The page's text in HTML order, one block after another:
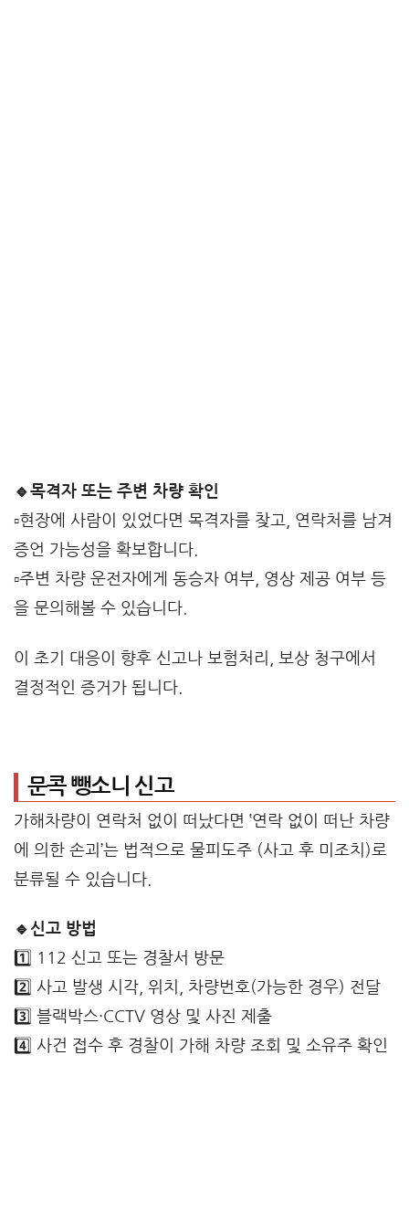
🔹목격자 또는 주변 차량 확인
▫️현장에 사람이 있었다면 목격자를 찾고, 연락처를 남겨
증언 가능성을 확보합니다.
▫️주변 차량 운전자에게 동승자 여부, 영상 제공 여부 등
을 문의해볼 수 있습니다.
이 초기 대응이 향후 신고나 보험처리, 보상 청구에서
결정적인 증거가 됩니다.
문콕 뺑소니 신고
가해차량이 연락처 없이 떠났다면 ‛연락 없이 떠난 차량
에 의한 손괴’는 법적으로 물피도주 (사고 후 미조치)로
분류될 수 있습니다.
🔹신고 방법
1️⃣ 112 신고 또는 경찰서 방문
2️⃣ 사고 발생 시각, 위치, 차량번호(가능한 경우) 전달
3️⃣ 블랙박스·CCTV 영상 및 사진 제출
4️⃣ 사건 접수 후 경찰이 가해 차량 조회 및 소유주 확인